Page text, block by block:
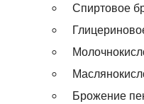
Спиртовое
Брожение